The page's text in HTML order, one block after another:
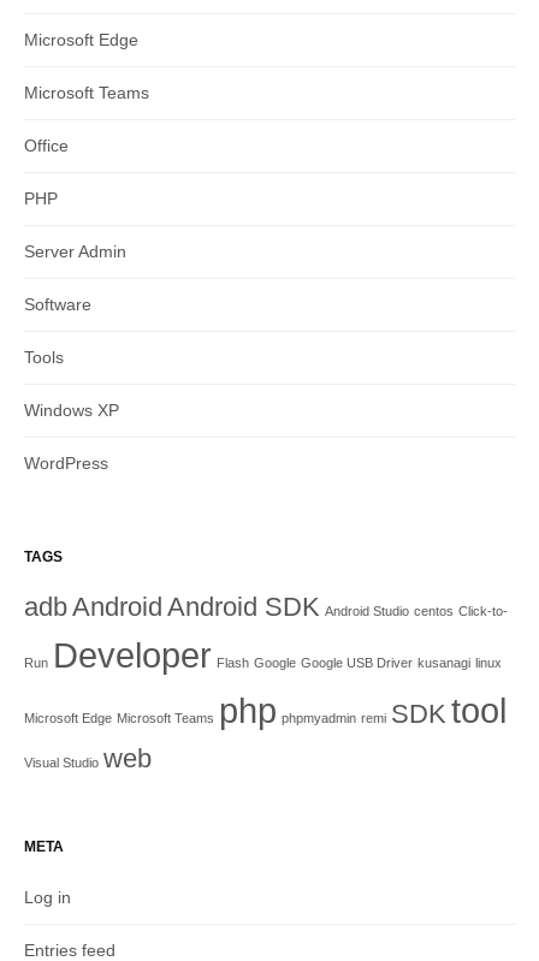
Microsoft Edge
Microsoft Teams
Office
PHP
Server Admin
Software
Tools
Windows XP
WordPress
TAGS
adbAndroid Android SDK Android Studio centos Click-to-
Run Developer Flash Google Google USB Driver kusanagi linux
Microsoft Edge Microsoft Teams php phpmyadmin remi SDK tool
Visual Studio web
META
Log in
Entries feed